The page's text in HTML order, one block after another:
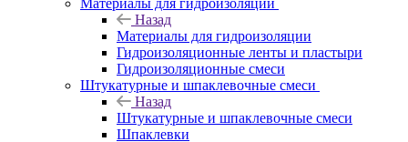
Материалы для гидроизоляции
Назад
Материалы для гидроизоляции
Гидроизоляционные ленты и пластыри
Гидроизоляционные смеси
Штукатурные и шпаклевочные смеси
Назад
Штукатурные и шпаклевочные смеси
Шпаклевки